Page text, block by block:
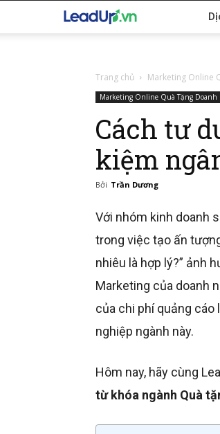
LeadUp.vn
Trang chủ Marketing Online
Marketing Online Quà Tặng Doanh
Cách tư
kiệm
Bởi Trần Dương
Với nhóm kinh doanh
trong việc tạo ấn
nhiêu là hợp lý?” ảnh
Marketing của doanh
của chi phí quảng
nghiệp ngành này.
Hôm nay, hãy cùng
từ khóa ngành Quà